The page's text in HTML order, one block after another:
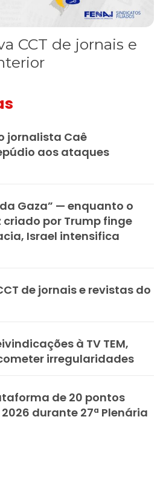
CCT de jornais e
jornalista Caê
aos ataques
Gaza” — enquanto o
criado por Trump finge
Israel intensifica
de jornais e revistas do
à TV TEM,
irregularidades
de 20 pontos
durante 27ª Plenária